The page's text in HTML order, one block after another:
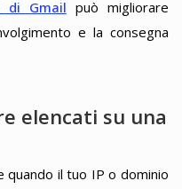
di Gmail può migliorare
e la consegna
elencati su una
quando il tuo IP o dominio